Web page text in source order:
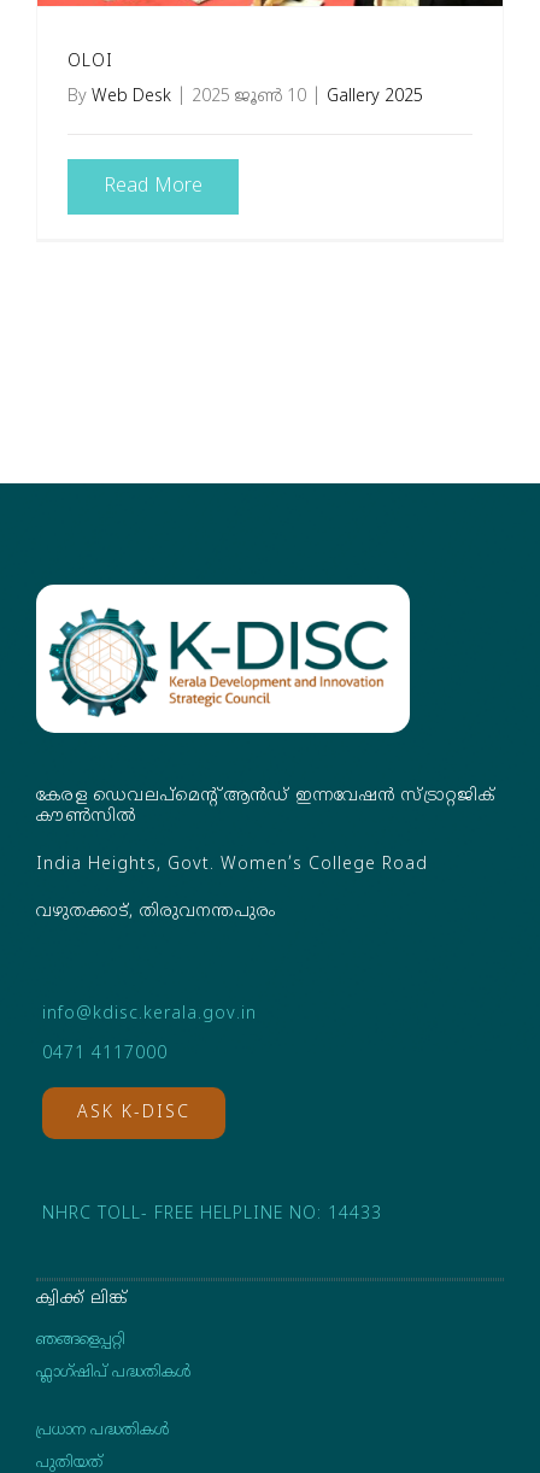
OLOI
By Web Desk 2025 ജൂൺ 10 Gallery 2025
Read More
കേരള ഡെവലപ്‌മെന്റ് ആൻഡ് ഇന്നവേഷൻ സ്ട്രാറ്റജിക്
കൗൺസിൽ
India Heights, Govt. Women’s College Road
വഴുതക്കാട്, തിരുവനന്തപുരം
info@kdisc.kerala.gov.in
0471 4117000
ASK K-DISC
NHRC TOLL- FREE HELPLINE NO: 14433
ക്വിക്ക് ലിങ്ക്
ഞങ്ങളെപ്പറ്റി
ഫ്ലാഗ്ഷിപ് പദ്ധതികള്‍
പ്രധാന പദ്ധതികൾ
പുതിയത്